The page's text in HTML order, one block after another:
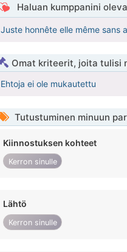
Haluan kumppanini
Juste honnête elle même sans
Omat kriteerit, joita tulisi
Ehtoja ei ole mukautettu
Tutustuminen minuun
Kiinnostuksen kohteet
Kerron sinulle
Lähtö
Kerron sinulle